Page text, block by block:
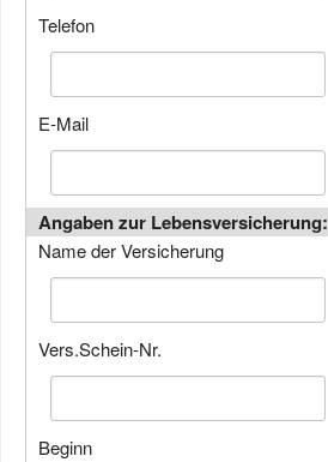
Telefon
E-Mail
Angaben zur Lebensversicherung:
Name der Versicherung
Vers.Schein-Nr.
Beginn